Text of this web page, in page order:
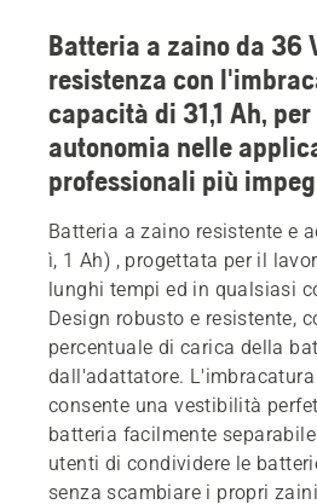
Batteria a zaino da 36
resistenza con
capacità di 31,1 Ah,
autonomia nelle
professionali più
Batteria a zaino resistente e
ì, 1 Ah) , progettata per il
lunghi tempi ed in qualsiasi
Design robusto e resistente,
percentuale di carica della
dall'adattatore.
consente una vestibilità
batteria facilmente
utenti di condividere le
senza scambiare i propri